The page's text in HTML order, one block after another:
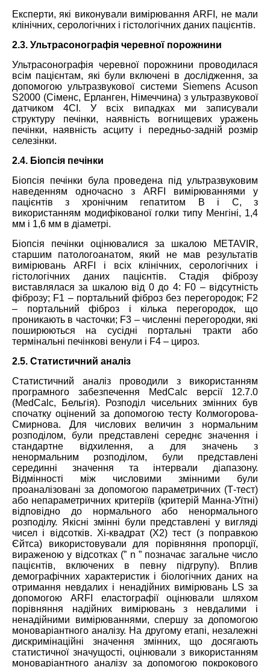
Експерти, які виконували вимірювання ARFI, не мали
клінічних, серологічних і гістологічних даних пацієнтів.
2.3. Ультрасонографія черевної порожнини
Ультрасонографія черевної порожнини проводилася
всім пацієнтам, які були включені в дослідження, за
допомогою ультразвукової системи Siemens Acuson
S2000 (Сіменс, Ерланген, Німеччина) з ультразвукової
датчиком 4CI. У всіх випадках ми записували
структуру печінки, наявність вогнищевих уражень
печінки, наявність асциту і передньо-задній розмір
селезінки.
2.4. Біопсія печінки
Біопсія печінки була проведена під ультразвуковим
наведенням одночасно з ARFI вимірюваннями у
пацієнтів з хронічним гепатитом В і С, з
використанням модифікованої голки типу Менгіні, 1,4
мм і 1,6 мм в діаметрі.
Біопсія печінки оцінювалися за шкалою METAVIR,
старшим патологоанатом, який не мав результатів
вимірювань ARFI і всіх клінічних, серологічних і
гістологічних даних пацієнтів. Стадія фіброзу
виставлялася за шкалою від 0 до 4: F0 – відсутність
фіброзу; F1 – портальний фіброз без перегородок; F2
– портальний фіброз і кілька перегородок, що
проникають в часточки; F3 – численні перегородки, які
поширюються на сусідні портальні тракти або
термінальні печінкові венули і F4 – цироз.
2.5. Статистичний аналіз
Статистичний аналіз проводили з використанням
програмного забезпечення MedCalc версії 12.7.0
(MedCalc, Бельгія). Розподіл чисельних змінних був
спочатку оцінений за допомогою тесту Колмогорова-
Смирнова. Для числових величин з нормальним
розподілом, були представлені середнє значення і
стандартне відхилення, а для значень з
ненормальним розподілом, були представлені
серединні значення та інтервали діапазону.
Відмінності між числовими змінними були
проаналізовані за допомогою параметричних (Т-тест)
або непараметричних критеріїв (критерій Манна-Уїтні)
відповідно до нормального або ненормального
розподілу. Якісні змінні були представлені у вигляді
чисел і відсотків. Хі-квадрат (Х2) тест (з поправкою
Єйтса) використовували для порівняння пропорції,
вираженою у відсотках (” n ” позначає загальне число
пацієнтів, включених в певну підгрупу). Вплив
демографічних характеристик і біологічних даних на
отримання невдалих і ненадійних вимірювань LS за
допомогою ARFI еластографії оцінювали шляхом
порівняння надійних вимірювань з невдалими і
ненадійними вимірюваннями, спершу за допомогою
моноваріантного аналізу. На другому етапі, незалежні
дискримінаційні значення змінних, що досягають
статистичної значущості, оцінювали з використанням
моноваріантного аналізу за допомогою покрокового